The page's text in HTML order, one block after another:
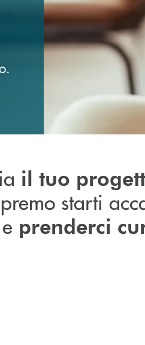
il tuo
starti
e prenderci